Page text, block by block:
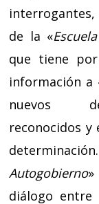
de la «
que tiene
información a
nuevos
reconocidos
Autogobierno
diálogo entre